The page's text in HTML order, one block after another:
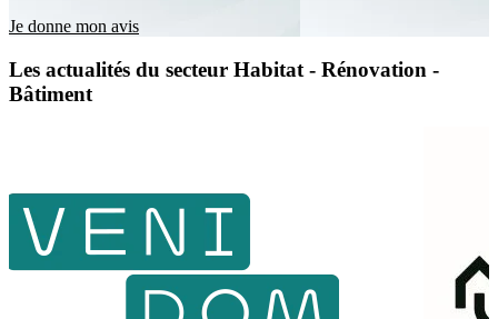
Je donne mon avis
Les actualités du secteur Habitat - Rénovation -
Bâtiment